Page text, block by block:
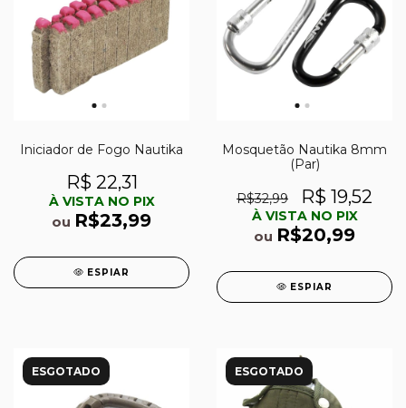
Iniciador de Fogo Nautika
R$ 22,31
À VISTA NO PIX
ou R$23,99
ESPIAR
Mosquetão Nautika 8mm
(Par)
R$32,99 R$ 19,52
À VISTA NO PIX
ou R$20,99
ESPIAR
ESGOTADO ESGOTADO